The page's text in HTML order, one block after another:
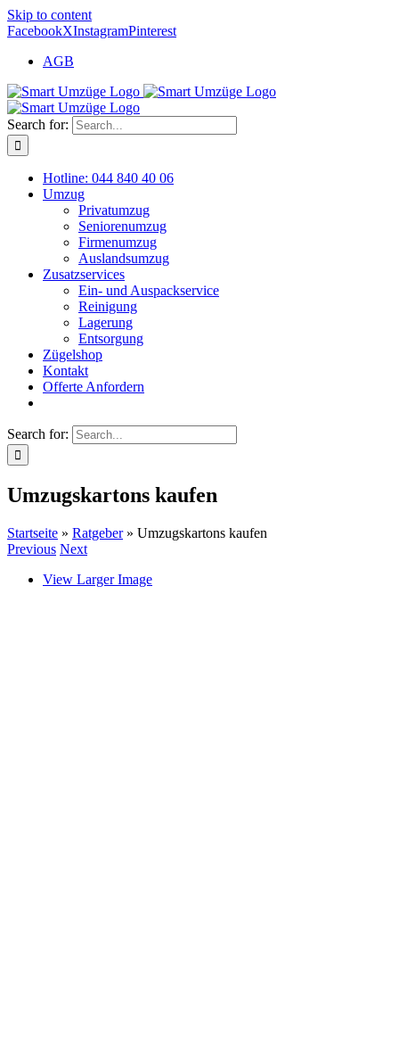
Skip to content
FacebookXInstagramPinterest
AGB
Search for:
Hotline: 044 840 40 06
Umzug
Privatumzug
Seniorenumzug
Firmenumzug
Auslandsumzug
Zusatzservices
Ein- und Auspackservice
Reinigung
Lagerung
Entsorgung
Zügelshop
Kontakt
Offerte Anfordern
Search for:
Umzugskartons kaufen
Startseite » Ratgeber» Umzugskartons kaufen
Previous Next
View Larger Image